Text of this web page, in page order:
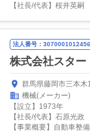
【社長/代表】桜井英嗣
法人番号：3070001012456
株式会社スター
群馬県藤岡市三本木
機械(メーカー)
【設立】1973年
【社長/代表】石原光政
【事業概要】自動車整